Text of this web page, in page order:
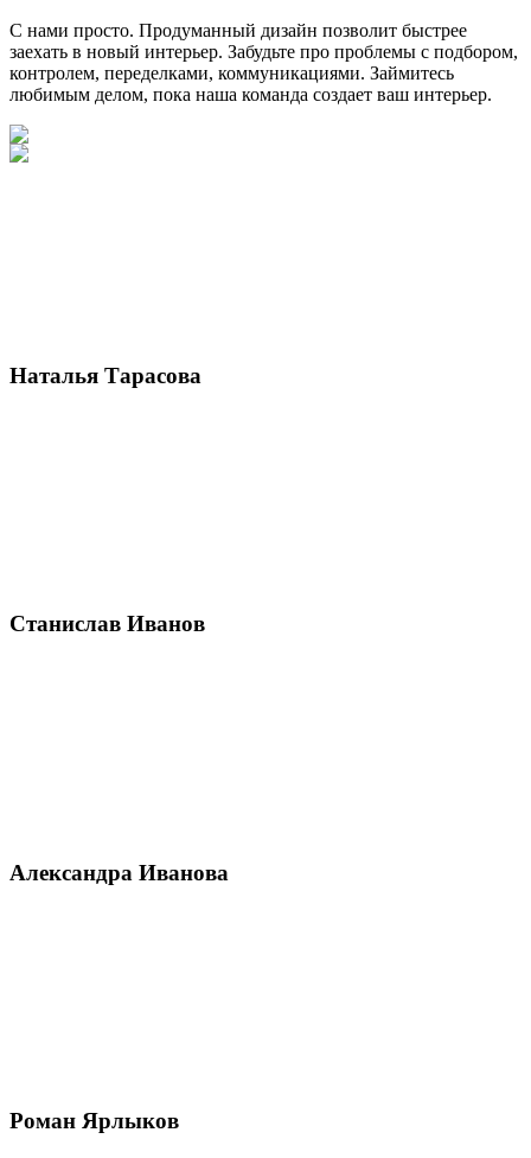
С нами просто. Продуманный дизайн позволит быстрее
заехать в новый интерьер. Забудьте про проблемы с подбором,
контролем, переделками, коммуникациями. Займитесь
любимым делом, пока наша команда создает ваш интерьер.
Наталья Тарасова
Станислав Иванов
Александра Иванова
Роман Ярлыков